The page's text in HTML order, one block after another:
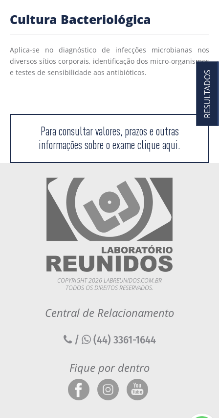
Cultura Bacteriológica
Aplica-se no diagnóstico de infecções microbianas nos
diversos sítios corporais, identificação dos micro-organismos
e testes de sensibilidade aos antibióticos.
Para consultar valores, prazos e outras
informações sobre o exame clique aqui.
COPYRIGHT 2026 LABREUNIDOS.COM.BR
TODOS OS DIREITOS RESERVADOS.
Central de Relacionamento
/ (44) 3361-1644
Fique por dentro
RESULTADOS